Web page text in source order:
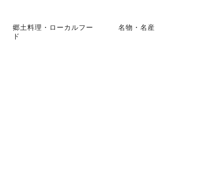
郷土料理・ローカルフー
ド
名物・名産